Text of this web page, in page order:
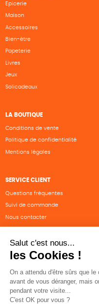
Epicerie
Maison
Accessoires
Bien-être
Papeterie
Livres
Jeux
Solicadeaux
LA BOUTIQUE
Conditions de vente
Politique de confidentialité
Mentions légales
SERVICE CLIENT
Questions fréquentes
Suivi de commande
Nous contacter
SUIVEZ-NOUS